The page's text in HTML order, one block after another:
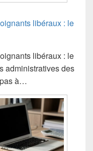
libéraux : le
libéraux : le
administratives des
à…